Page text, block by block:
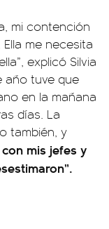
mi contención
me necesita
explicó Silvia
año tuve que
en la mañana
días. La
también, y
mis jefes y